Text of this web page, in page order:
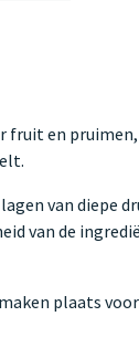
fruit en
van diepe
van de
plaats